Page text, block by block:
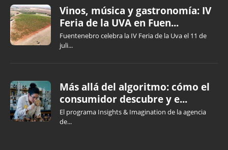
Vinos, música y gastronomía: IV
Feria de la UVA en Fuen...
Fuentenebro celebra la IV Feria de la Uva el 11 de
juli...
Más allá del algoritmo: cómo el
consumidor descubre y e...
El programa Insights & Imagination de la agencia
de...